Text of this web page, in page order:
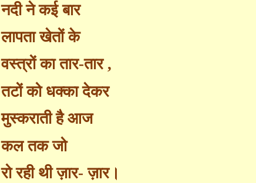
नदी ने कई बार
लापता खेतों के
वस्त्रों का तार-तार ,
तटों को धक्का देकर
मुस्कराती है आज
कल तक जो
रो रही थी ज़ार- ज़ार।